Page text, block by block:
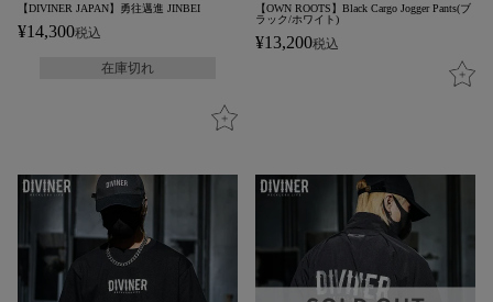
【DIVINER JAPAN】勇往邁進 JINBEI
¥14,300税込
在庫切れ
【OWN ROOTS】Black Cargo Jogger Pants(ブ
ラック/ホワイト)
¥13,200税込